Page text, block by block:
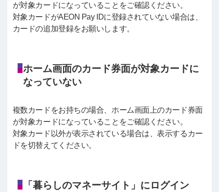
が対象カードになっていることをご確認ください。
対象カードがAEON Pay IDに登録されていない場合は、
カードの追加登録をお願いします。
ホーム画面のカード券面が対象カードに
なっていない
複数カードをお持ちの場合、ホーム画面上のカード券面
が対象カードになっていることをご確認ください。
対象カード以外が表示されている場合は、表示するカー
ドを切替えてください。
「暮らしのマネーサイト」にログイン